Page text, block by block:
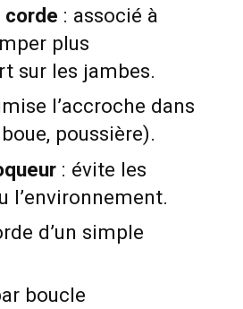
corde : associé à
plus
sur les jambes.
l’accroche dans
poussière).
: évite les
l’environnement.
d’un simple
boucle